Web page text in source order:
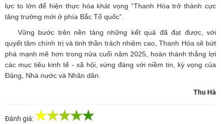
lực to lớn để hiện thực hóa khát vọng “Thanh Hóa trở thành cực
tăng trưởng mới ở phía Bắc Tổ quốc”.
Vững bước trên nền tảng những kết quả đã đạt được, với
quyết tâm chính trị và tinh thần trách nhiệm cao, Thanh Hóa sẽ bứt
phá mạnh mẽ hơn trong nửa cuối năm 2025, hoàn thành thắng lợi
các mục tiêu kinh tế - xã hội, xứng đáng với niềm tin, kỳ vọng của
Đảng, Nhà nước và Nhân dân.
Thu Hà
Đánh giá: